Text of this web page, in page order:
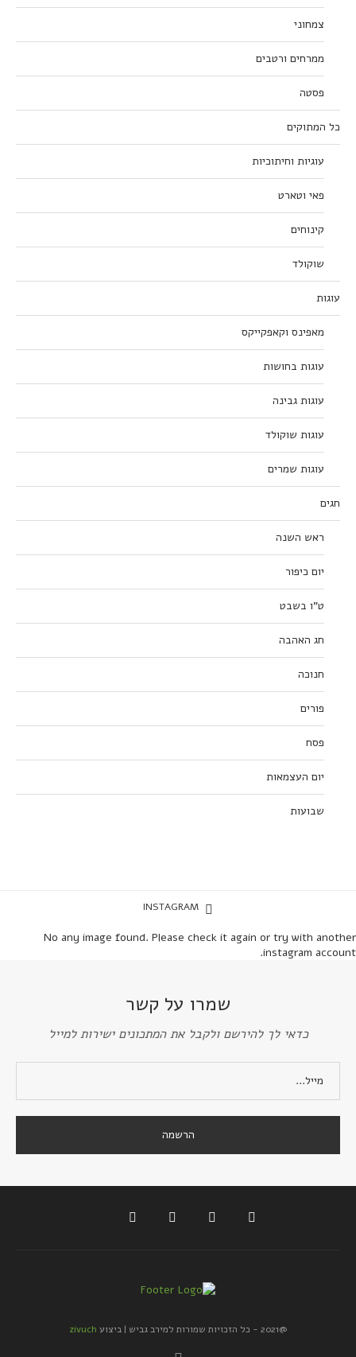
צמחוני
ממרחים ורטבים
פסטה
כל המתוקים
עוגיות וחיתוכיות
פאי וטארט
קינוחים
שוקולד
עוגות
מאפינס וקאפקייקס
עוגות בחושות
עוגות גבינה
עוגות שוקולד
עוגות שמרים
חגים
ראש השנה
יום כיפור
ט”ו בשבט
חג האהבה
חנוכה
פורים
פסח
יום העצמאות
שבועות
INSTAGRAM
No any image found. Please check it again or try with another
instagram account.
שמרו על קשר
כדאי לך להירשם ולקבל את המתכונים ישירות למייל
@2021 - כל הזכויות שמורות למירב גביש | ביצוע zivuch